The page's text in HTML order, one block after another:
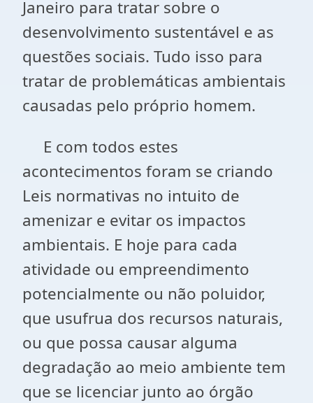
Janeiro para tratar sobre o
desenvolvimento sustentável e as
questões sociais. Tudo isso para
tratar de problemáticas ambientais
causadas pelo próprio homem.
E com todos estes
acontecimentos foram se criando
Leis normativas no intuito de
amenizar e evitar os impactos
ambientais. E hoje para cada
atividade ou empreendimento
potencialmente ou não poluidor,
que usufrua dos recursos naturais,
ou que possa causar alguma
degradação ao meio ambiente tem
que se licenciar junto ao órgão